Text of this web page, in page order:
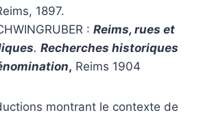
1897.
:Reims, rues et
.Recherches historiques
, Reims 1904
montrant le contexte de